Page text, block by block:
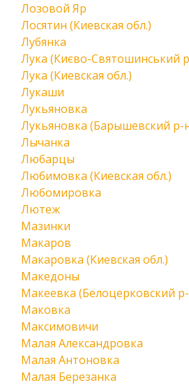
Лозовой Яр
Лосятин (Киевская обл.)
Лубянка
Лука (Києво-Святошинський
Лука (Киевская обл.)
Лукаши
Лукьяновка
Лукьяновка (Барышевский р-
Лычанка
Любарцы
Любимовка (Киевская обл.)
Любомировка
Лютеж
Мазинки
Макаров
Макаровка (Киевская обл.)
Македоны
Макеевка (Белоцерковский
Маковка
Максимовичи
Малая Александровка
Малая Антоновка
Малая Березанка